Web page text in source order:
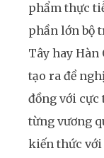
phẩm thực
phần lớn bộ
Tây hay Hàn
tạo ra đề
đồng với cực
từng vương
kiến thức